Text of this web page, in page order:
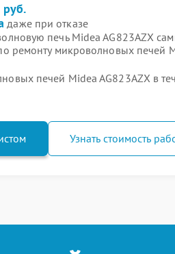
даже при отказе
печь Midea AG823AZX
ремонту микроволновых печей
печей Midea AG823AZX в
Узнать стоимость